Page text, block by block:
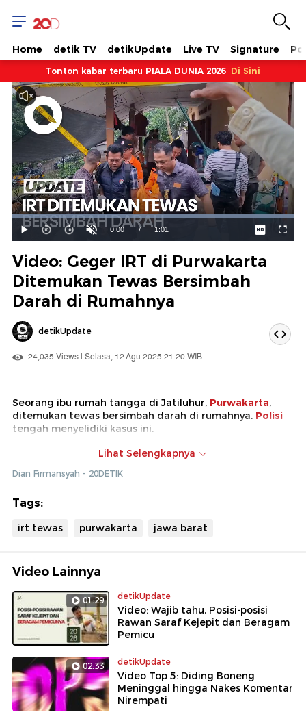
Home detik TV detikUpdate Live TV Signature
Tonton kabar terbaru PIALA DUNIA 2026 Di Sini
Mainkan
Suara
Hidup
Waktu
ini
0:00 / Durasi
1:01
Dimuat:
100.00%
Video: Geger IRT di Purwakarta
Ditemukan Tewas Bersimbah
Darah di Rumahnya
detikUpdate
24,035 Views | Selasa, 12 Agu 2025 21:20 WIB
Seorang ibu rumah tangga di Jatiluhur, Purwakarta,
ditemukan tewas bersimbah darah di rumahnya. Polisi
tengah menyelidiki kasus ini.
Jenazah korban dilakukan autopsi di RS Sartika Asih,
Lihat Selengkapnya
Dian Firmansyah - 20DETIK
Tags:
irt tewas purwakarta jawa barat
Video Lainnya
01:29 detikUpdate
Video: Wajib tahu, Posisi-posisi
Rawan Saraf Kejepit dan Beragam
Pemicu
02:33 detikUpdate
Video Top 5: Diding Boneng
Meninggal hingga Nakes Komentar
Nirempati